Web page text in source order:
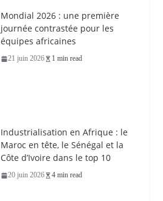
Mondial 2026 : une première
journée contrastée pour les
équipes africaines
21 juin 2026 1 min read
Industrialisation en Afrique : le
Maroc en tête, le Sénégal et la
Côte d’Ivoire dans le top 10
20 juin 2026 4 min read